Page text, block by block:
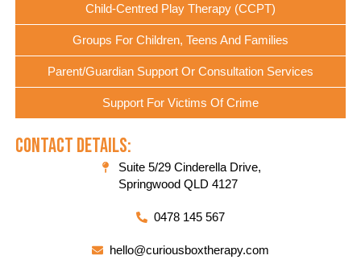
Child-Centred Play Therapy (CCPT)
Groups For Children, Teens And Families
Parent/Guardian Support Or Consultation Services
Support For Victims Of Crime
Contact Details:
Suite 5/29 Cinderella Drive,
Springwood QLD 4127
0478 145 567
hello@curiousboxtherapy.com